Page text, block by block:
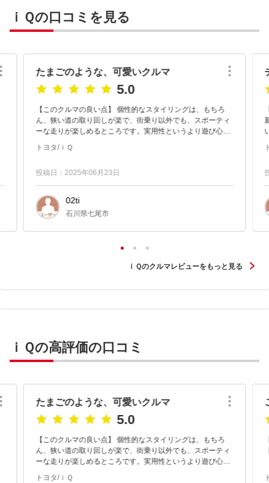
ｉＱの口コミを見る
たまごのような、可愛いクルマ
5.0
【このクルマの良い点】 個性的なスタイリングは、もちろ
ん、狭い道の取り回しが楽で、街乗り以外でも、スポーティ
ーな走りが楽しめるところです。実用性というより遊び心を
シートを倒せば、１５イ...
トヨタ/ｉＱ
投稿日：2025年06月23日
02ti
石川県七尾市
ｉＱのクルマレビューをもっと見る
ｉＱの高評価の口コミ
たまごのような、可愛いクルマ
5.0
【このクルマの良い点】 個性的なスタイリングは、もちろ
ん、狭い道の取り回しが楽で、街乗り以外でも、スポーティ
ーな走りが楽しめるところです。実用性というより遊び心を
トヨタ/ｉＱ